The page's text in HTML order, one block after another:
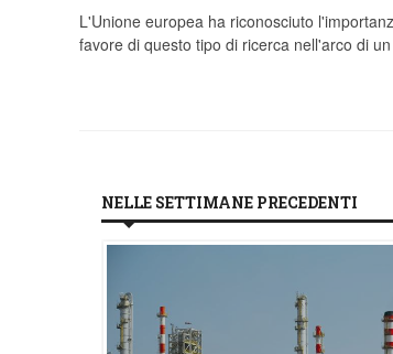
L'Unione europea ha riconosciuto
favore di questo tipo di ricerca nell'arco di
NELLE SETTIMANE PRECEDENTI